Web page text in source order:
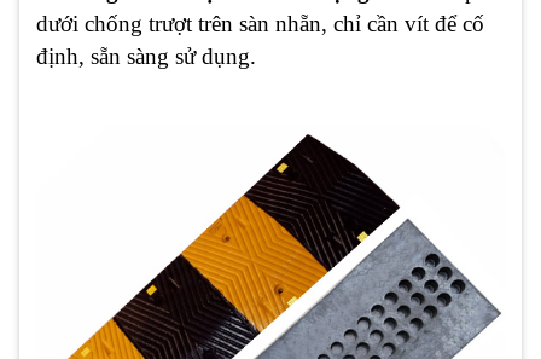
dưới chống trượt trên sàn nhẵn, chỉ cần vít để cố
định, sẵn sàng sử dụng.